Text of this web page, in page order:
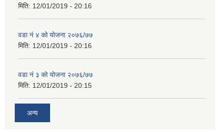
मिति: 12/01/2019 - 20:16
वडा नं ४ को योजना २०७६/७७
मिति: 12/01/2019 - 20:16
वडा नं ३ को योजना २०७६/७७
मिति: 12/01/2019 - 20:15
अन्य